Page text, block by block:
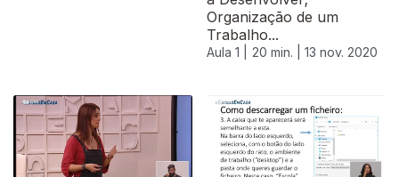
Organização de um
Trabalho...
Aula 1 | 20 min. | 13 nov. 2020